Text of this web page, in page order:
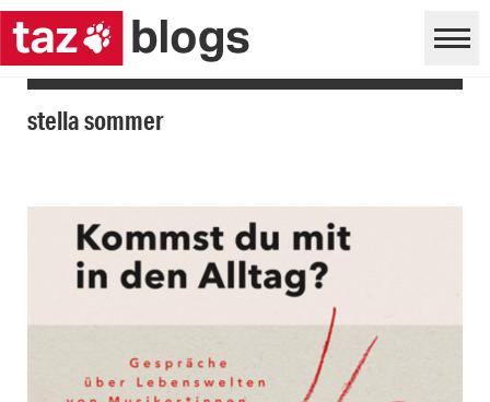
stella sommer